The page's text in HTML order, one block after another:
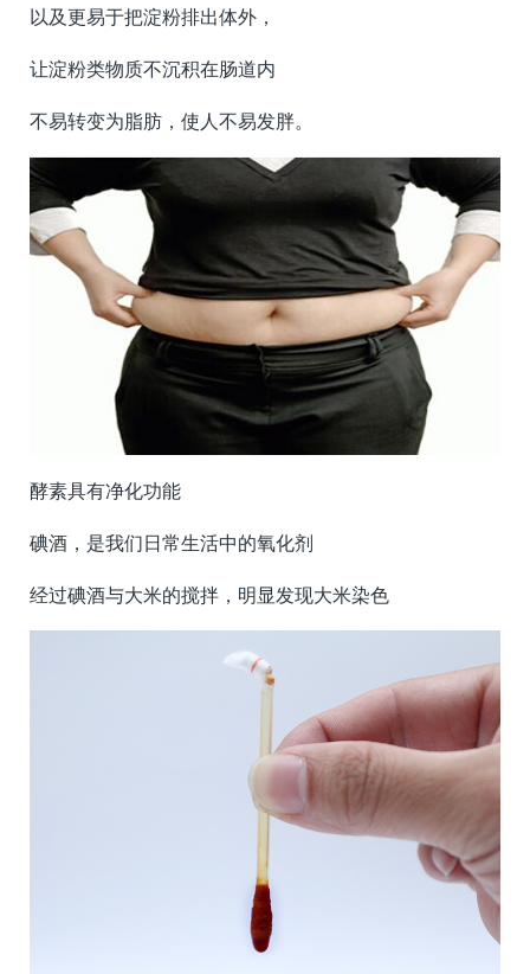
以及更易于把淀粉排出体外，
让淀粉类物质不沉积在肠道内
不易转变为脂肪，使人不易发胖。
酵素具有净化功能
碘酒，是我们日常生活中的氧化剂
经过碘酒与大米的搅拌，明显发现大米染色